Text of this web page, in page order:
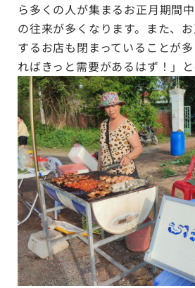
ら多くの人が集まるお正月期間
の往来が多くなります。また、
するお店も閉まっていることが
ればきっと需要があるはず！」と